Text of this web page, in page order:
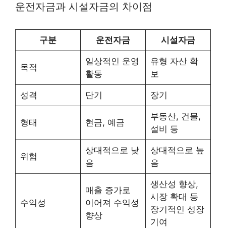
운전자금과 시설자금의 차이점
구분 운전자금 시설자금
목적
일상적인 운영
활동
유형 자산 확
보
성격 단기 장기
형태 현금, 예금
부동산, 건물,
설비 등
위험
상대적으로 낮
음
상대적으로 높
음
수익성
매출 증가로
이어져 수익성
향상
생산성 향상,
시장 확대 등
장기적인 성장
기여